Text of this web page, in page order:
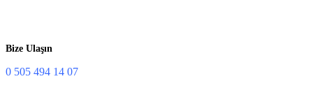
Bize Ulaşın
0 505 494 14 07